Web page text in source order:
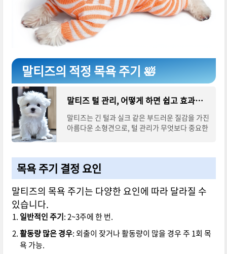
말티즈의 적정 목욕 주기 🛀
말티즈 털 관리, 어떻게 하면 쉽고 효과적으로 할 수 있을까?
말티즈는 긴 털과 실크 같은 부드러운 질감을 가진
아름다운 소형견으로, 털 관리가 무엇보다 중요한
목욕 주기 결정 요인
말티즈의 목욕 주기는 다양한 요인에 따라 달라질 수
있습니다.
일반적인 주기: 2~3주에 한 번.
활동량 많은 경우: 외출이 잦거나 활동량이 많을 경우 주 1회 목
욕 가능.